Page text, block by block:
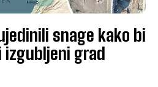
snage kako bi
izgubljeni grad